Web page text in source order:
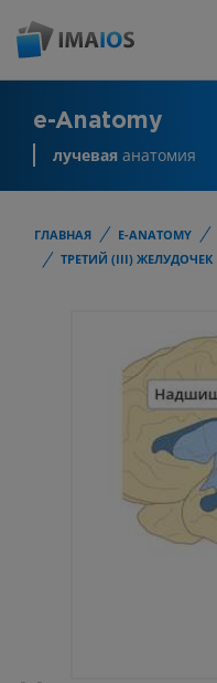
e-Anatomy
лучевая анатомия
ГЛАВНАЯ E-ANATOMY
ТРЕТИЙ (III) ЖЕЛУДОЧЕК